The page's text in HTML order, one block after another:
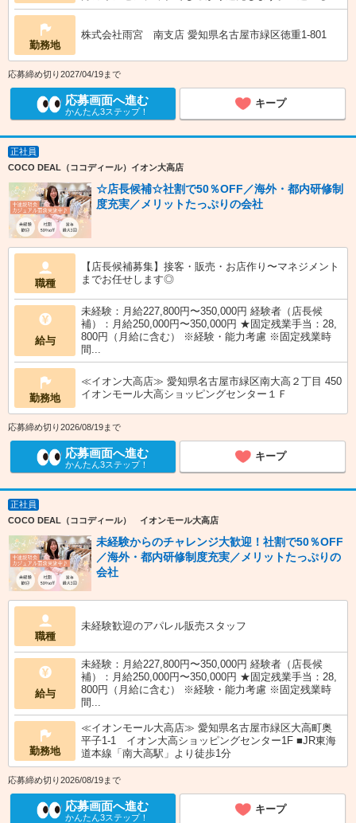
勤務地
株式会社雨宮 南支店 愛知県名古屋市緑区徳重1-801
応募締め切り2027/04/19まで
応募画面へ進む
かんたん3ステップ！
キープ
正社員
COCO DEAL（ココディール）イオン大高店
☆店長候補☆社割で50％OFF／海外・都内研修制
度充実／メリットたっぷりの会社
職種
【店長候補募集】接客・販売・お店作り〜マネジメント
までお任せします◎
給与
未経験：月給227,800円〜350,000円 経験者（店長候
補）：月給250,000円〜350,000円 ★固定残業手当：28,
800円（月給に含む） ※経験・能力考慮 ※固定残業時
間...
勤務地
≪イオン大高店≫ 愛知県名古屋市緑区南大高２丁目 450
イオンモール大高ショッピングセンター１Ｆ
応募締め切り2026/08/19まで
応募画面へ進む
かんたん3ステップ！
キープ
正社員
COCO DEAL（ココディール） イオンモール大高店
未経験からのチャレンジ大歓迎！社割で50％OFF
／海外・都内研修制度充実／メリットたっぷりの
会社
職種
未経験歓迎のアパレル販売スタッフ
給与
未経験：月給227,800円〜350,000円 経験者（店長候
補）：月給250,000円〜350,000円 ★固定残業手当：28,
800円（月給に含む） ※経験・能力考慮 ※固定残業時
間...
勤務地
≪イオンモール大高店≫ 愛知県名古屋市緑区大高町奥
平子1-1 イオン大高ショッピングセンター1F ■JR東海
道本線「南大高駅」より徒歩1分
応募締め切り2026/08/19まで
応募画面へ進む
かんたん3ステップ！
キープ